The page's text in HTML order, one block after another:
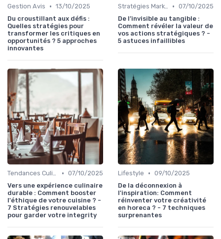
Gestion Avis • 13/10/2025
Du croustillant aux défis :
Quelles stratégies pour
transformer les critiques en
opportunités ? 5 approches
innovantes
Stratégies Marketing • 07/10/2025
De l’invisible au tangible :
Comment révéler la valeur de
vos actions stratégiques ? -
5 astuces infaillibles
Tendances Culinaire • 07/10/2025
Vers une expérience culinaire
durable : Comment booster
l'éthique de votre cuisine ? -
7 Stratégies renouvelables
pour garder votre integrity
Lifestyle • 09/10/2025
De la déconnexion à
l'inspiration: Comment
réinventer votre créativité
en horeca ? - 7 techniques
surprenantes